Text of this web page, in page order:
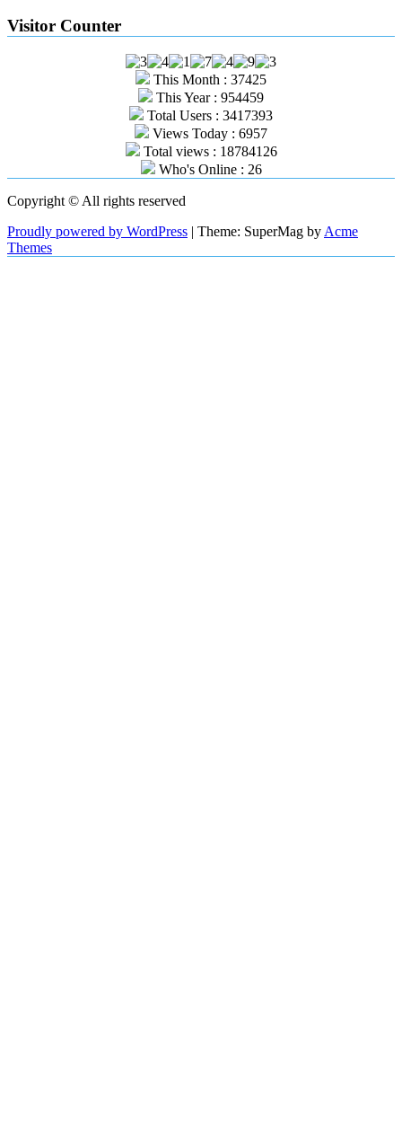
Visitor Counter
This Month : 37425
This Year : 954459
Total Users : 3417393
Views Today : 6957
Total views : 18784126
Who's Online : 26
Copyright © All rights reserved
Proudly powered by WordPress | Theme: SuperMag by Acme
Themes